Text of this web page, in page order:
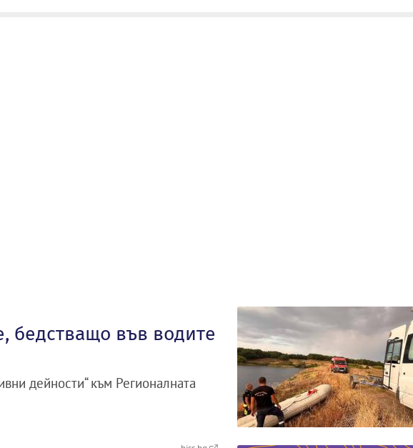
бедстващо във водите
дейности“ към Регионалната